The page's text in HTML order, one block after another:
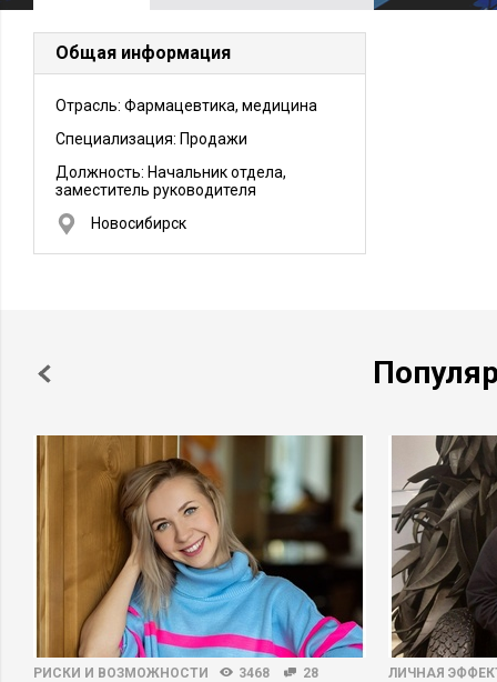
Общая информация
Отрасль: Фармацевтика, медицина
Специализация: Продажи
Должность: Начальник отдела,
заместитель руководителя
Новосибирск
РИСКИ И ВОЗМОЖНОСТИ 3468 28 ЛИЧНАЯ